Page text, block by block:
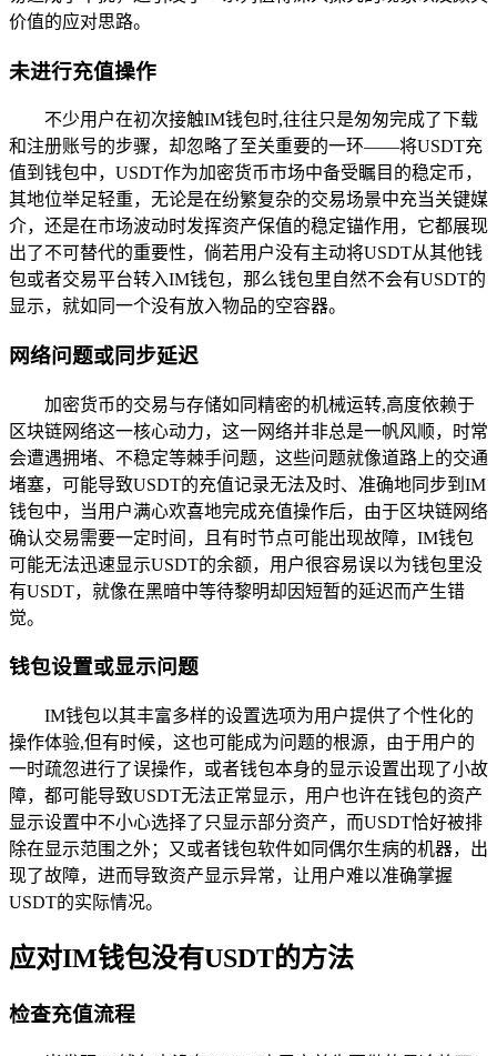
价值的应对思路。
未进行充值操作
不少用户在初次接触IM钱包时,往往只是匆匆完成了下载
和注册账号的步骤，却忽略了至关重要的一环——将USDT充
值到钱包中，USDT作为加密货币市场中备受瞩目的稳定币，
其地位举足轻重，无论是在纷繁复杂的交易场景中充当关键媒
介，还是在市场波动时发挥资产保值的稳定锚作用，它都展现
出了不可替代的重要性，倘若用户没有主动将USDT从其他钱
包或者交易平台转入IM钱包，那么钱包里自然不会有USDT的
显示，就如同一个没有放入物品的空容器。
网络问题或同步延迟
加密货币的交易与存储如同精密的机械运转,高度依赖于
区块链网络这一核心动力，这一网络并非总是一帆风顺，时常
会遭遇拥堵、不稳定等棘手问题，这些问题就像道路上的交通
堵塞，可能导致USDT的充值记录无法及时、准确地同步到IM
钱包中，当用户满心欢喜地完成充值操作后，由于区块链网络
确认交易需要一定时间，且有时节点可能出现故障，IM钱包
可能无法迅速显示USDT的余额，用户很容易误以为钱包里没
有USDT，就像在黑暗中等待黎明却因短暂的延迟而产生错
觉。
钱包设置或显示问题
IM钱包以其丰富多样的设置选项为用户提供了个性化的
操作体验,但有时候，这也可能成为问题的根源，由于用户的
一时疏忽进行了误操作，或者钱包本身的显示设置出现了小故
障，都可能导致USDT无法正常显示，用户也许在钱包的资产
显示设置中不小心选择了只显示部分资产，而USDT恰好被排
除在显示范围之外；又或者钱包软件如同偶尔生病的机器，出
现了故障，进而导致资产显示异常，让用户难以准确掌握
USDT的实际情况。
应对IM钱包没有USDT的方法
检查充值流程